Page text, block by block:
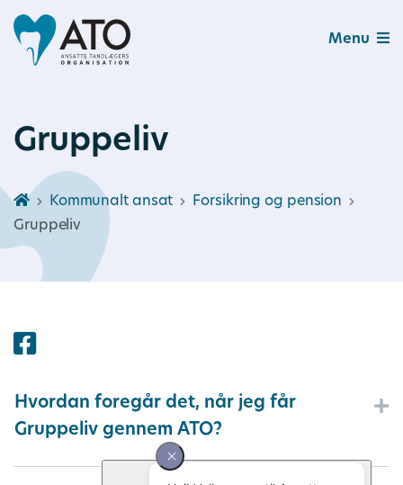
Menu
Gruppeliv
Kommunalt ansat
Forsikring og pension
Gruppeliv
Hvordan foregår det, når jeg får
Gruppeliv gennem ATO?